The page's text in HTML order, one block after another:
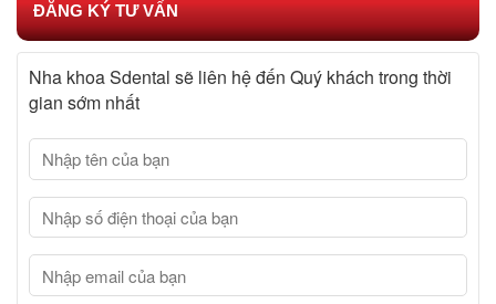
ĐĂNG KÝ TƯ VẤN
Nha khoa Sdental sẽ liên hệ đến Quý khách trong thời
gian sớm nhất